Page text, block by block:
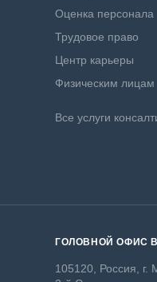
Оценка персонала
Трудовое право
Центр карьеры
Физическим лицам
Все услуги
ГОЛОВНОЙ ОФИС
105120, Россия, г.